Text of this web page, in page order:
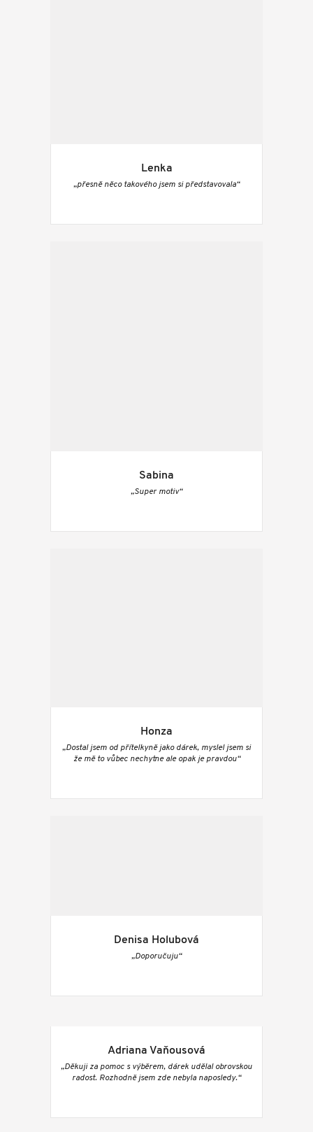
Lenka
„přesně něco takového jsem si představovala“
Sabina
„Super motiv“
Honza
„Dostal jsem od přítelkyně jako dárek, myslel jsem si
že mě to vůbec nechytne ale opak je pravdou“
Denisa Holubová
„Doporučuju“
Adriana Vaňousová
„Děkuji za pomoc s výběrem, dárek udělal obrovskou
radost. Rozhodně jsem zde nebyla naposledy.“